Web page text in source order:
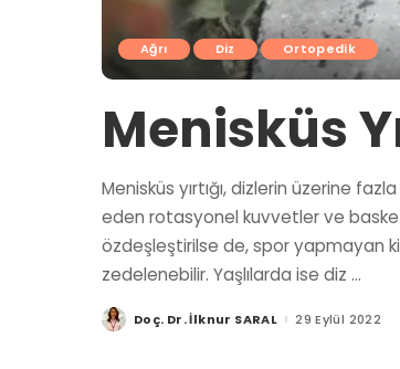
Ağrı Diz Ortopedik
Menisküs
Menisküs yırtığı, dizlerin üzerine
eden rotasyonel kuvvetler ve
özdeşleştirilse de, spor yapmayan
zedelenebilir. Yaşlılarda ise diz ...
Posted
by
Doç. Dr. İlknur SARAL 29 Eylül 2022